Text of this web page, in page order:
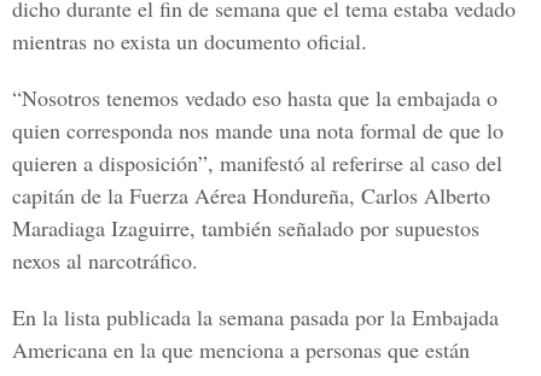
dicho durante el fin de semana que el tema estaba vedado
mientras no exista un documento oficial.
“Nosotros tenemos vedado eso hasta que la embajada o
quien corresponda nos mande una nota formal de que lo
quieren a disposición”, manifestó al referirse al caso del
capitán de la Fuerza Aérea Hondureña, Carlos Alberto
Maradiaga Izaguirre, también señalado por supuestos
nexos al narcotráfico.
En la lista publicada la semana pasada por la Embajada
Americana en la que menciona a personas que están